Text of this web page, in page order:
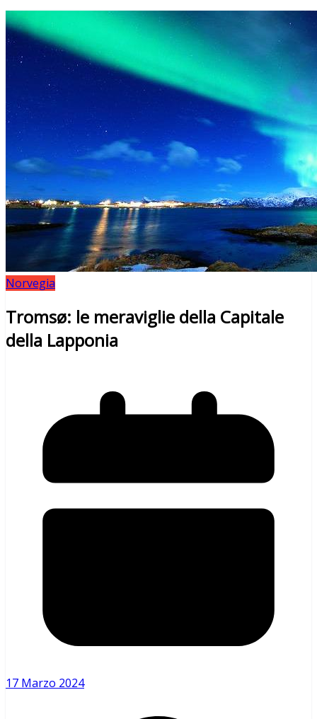
Norvegia
Tromsø: le meraviglie della Capitale
della Lapponia
17 Marzo 2024